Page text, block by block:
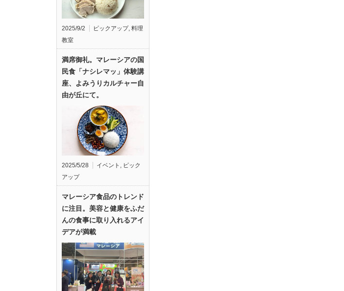
2025/9/2 ピックアップ, 料理
教室
満席御礼。マレーシアの国
民食「ナシレマッ」体験講
座、よみうりカルチャー自
由が丘にて。
2025/5/28 イベント , ピック
アップ
マレーシア食品のトレンド
に注目。美容と健康をふだ
んの食事に取り入れるアイ
デアが満載